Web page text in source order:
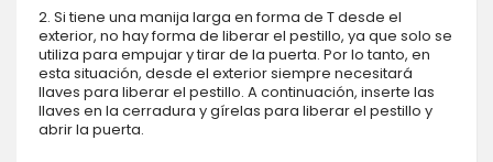
2. Si tiene una manija larga en forma de T desde el
exterior, no hay forma de liberar el pestillo, ya que solo se
utiliza para empujar y tirar de la puerta. Por lo tanto, en
esta situación, desde el exterior siempre necesitará
llaves para liberar el pestillo. A continuación, inserte las
llaves en la cerradura y gírelas para liberar el pestillo y
abrir la puerta.